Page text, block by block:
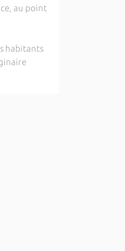
au point
habitants